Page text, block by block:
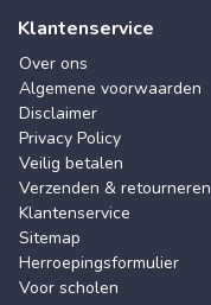
Klantenservice
Over ons
Algemene voorwaarden
Disclaimer
Privacy Policy
Veilig betalen
Verzenden & retourneren
Klantenservice
Sitemap
Herroepingsformulier
Voor scholen